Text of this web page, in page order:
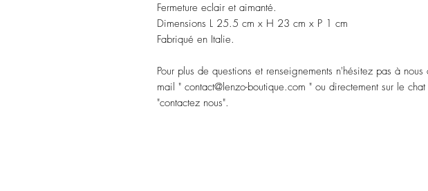
Fermeture eclair et aimanté.
Dimensions L 25.5 cm x H 23 cm x P 1 cm
Fabriqué en Italie.
Pour plus de questions et renseignements n'hésitez pas à nous
mail " contact@lenzo-boutique.com " ou directement sur le
"contactez nous".